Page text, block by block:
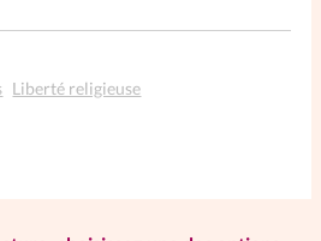
Liberté religieuse